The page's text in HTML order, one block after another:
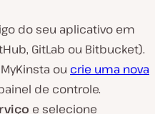
do seu aplicativo em
GitLab ou Bitbucket).
ou crie uma nova
de controle.
e selecione